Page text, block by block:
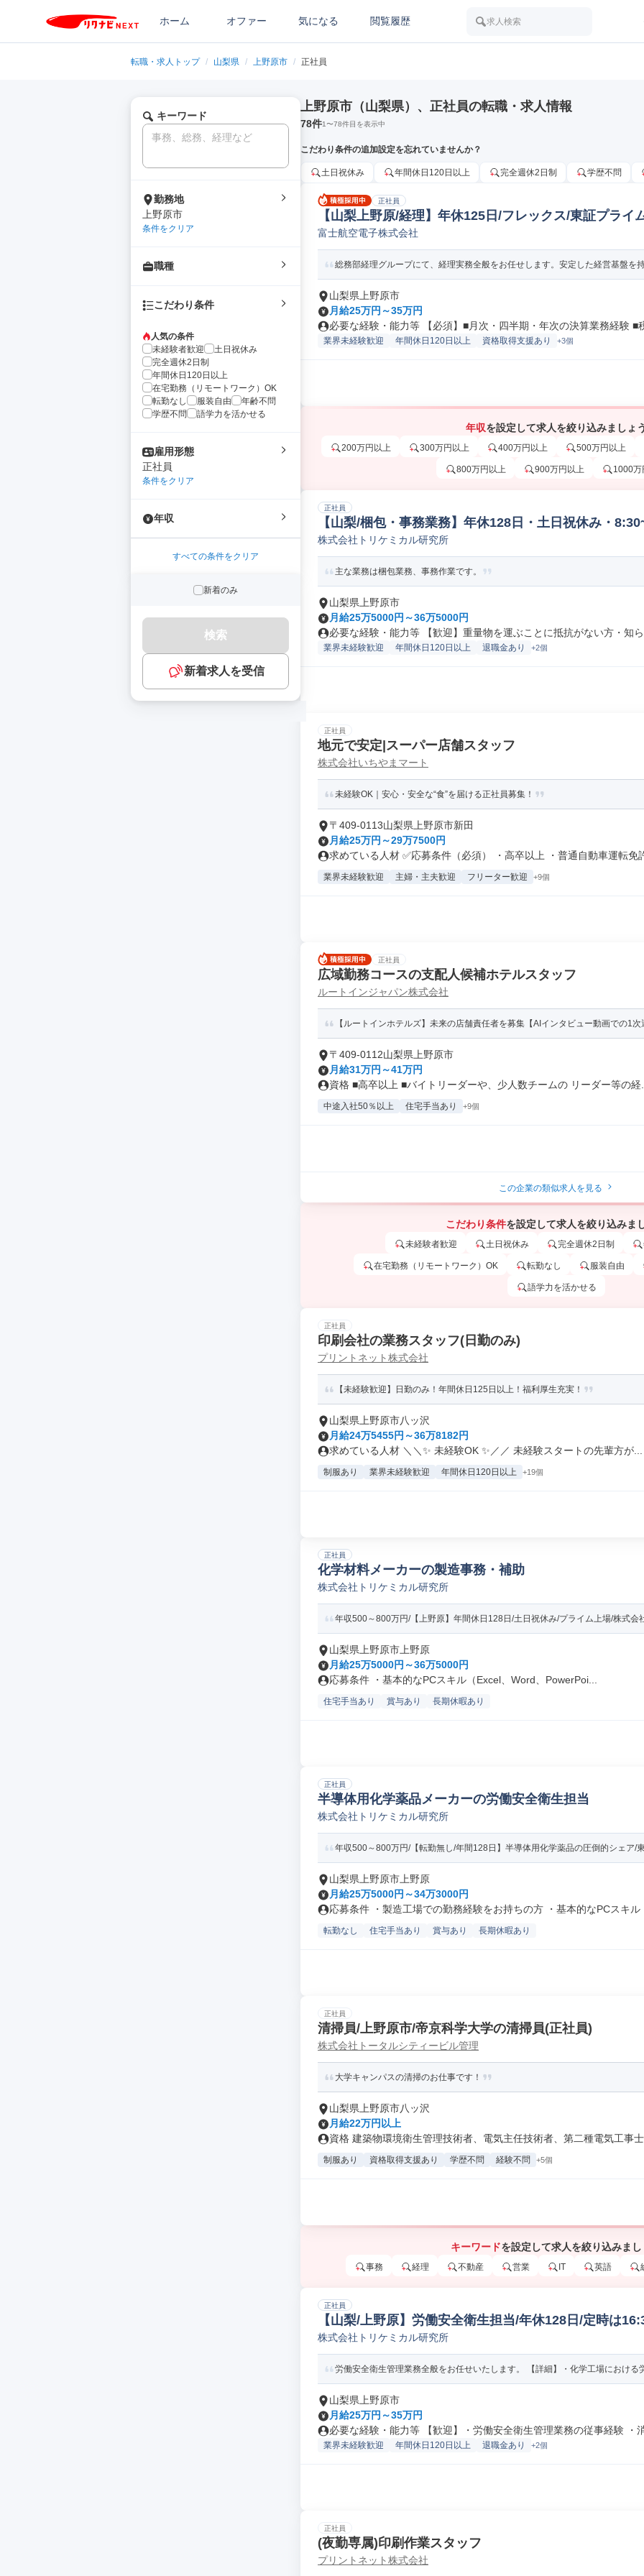
ホーム オファー 気になる 閲覧履歴 求人検索
転職・求人トップ / 山梨県 / 上野原市 / 正社員
キーワード
勤務地
上野原市
条件をクリア
職種
こだわり条件
人気の条件
未経験者歓迎
土日祝休み
完全週休2日制
年間休日120日以上
在宅勤務（リモートワーク）OK
転勤なし
服装自由
年齢不問
学歴不問
語学力を活かせる
雇用形態
正社員
条件をクリア
年収
すべての条件をクリア
新着のみ
検索
新着求人を受信
上野原市（山梨県）、正社員の転職・求人情報
78件1〜78件目を表示中
こだわり条件の追加設定を忘れていませんか？
土日祝休み 年間休日120日以上 完全週休2日制 学歴不問
正社員
【山梨上野原/経理】年休125日/フレックス/東証プライ
金型設計
富士航空電子株式会社
総務部経理グループにて、経理実務全般をお任せします。安定した経営基盤を
山梨県上野原市
月給25万円～35万円
必要な経験・能力等 【必須】■月次・四半期・年次の決算業務経験 ■
業界未経験歓迎 年間休日120日以上 資格取得支援あり +3個
年収を設定して求人を絞り込みましょ
200万円以上 300万円以上 400万円以上 500万円以上
800万円以上 900万円以上 1000万
正社員
【山梨/梱包・事務業務】年休128日・土日祝休み・
株式会社トリケミカル研究所
主な業務は梱包業務、事務作業です。
山梨県上野原市
月給25万5000円～36万5000円
必要な経験・能力等 【歓迎】重量物を運ぶことに抵抗がない方・知
業界未経験歓迎 年間休日120日以上 退職金あり +2個
正社員
地元で安定|スーパー店舗スタッフ
株式会社いちやまマート
未経験OK｜安心・安全な“食”を届ける正社員募集！
〒409-0113山梨県上野原市新田
月給25万円～29万7500円
求めている人材 ✅応募条件（必須） ・高卒以上 ・普通自動車運転免
業界未経験歓迎 主婦・主夫歓迎 フリーター歓迎 +9個
正社員
広域勤務コースの支配人候補ホテルスタッフ
ルートインジャパン株式会社
【ルートインホテルズ】未来の店舗責任者を募集【AIインタビュー動画での1
〒409-0112山梨県上野原市
月給31万円～41万円
資格 ■高卒以上 ■バイトリーダーや、少人数チームの リーダー等の経
中途入社50％以上 住宅手当あり +9個
この企業の類似求人を見る
こだわり条件を設定して求人を絞り込みま
未経験者歓迎 土日祝休み 完全週休2日制
在宅勤務（リモートワーク）OK 転勤なし 服装自由
語学力を活かせる
正社員
印刷会社の業務スタッフ(日勤のみ)
プリントネット株式会社
【未経験歓迎】日勤のみ！年間休日125日以上！福利厚生充実！
山梨県上野原市八ッ沢
月給24万5455円～36万8182円
求めている人材 ＼＼✨ 未経験OK ✨／／ 未経験スタートの先輩方が...
制服あり 業界未経験歓迎 年間休日120日以上 +19個
正社員
化学材料メーカーの製造事務・補助
株式会社トリケミカル研究所
年収500～800万円/【上野原】年間休日128日/土日祝休み/プライム上場/株式会
山梨県上野原市上野原
月給25万5000円～36万5000円
応募条件 ・基本的なPCスキル（Excel、Word、PowerPoi...
住宅手当あり 賞与あり 長期休暇あり
正社員
半導体用化学薬品メーカーの労働安全衛生担当
株式会社トリケミカル研究所
年収500～800万円/【転勤無し/年間128日】半導体用化学薬品の圧倒的シェア/
山梨県上野原市上野原
月給25万5000円～34万3000円
応募条件 ・製造工場での勤務経験をお持ちの方 ・基本的なPCスキル
転勤なし 住宅手当あり 賞与あり 長期休暇あり
正社員
清掃員/上野原市/帝京科学大学の清掃員(正社員)
株式会社トータルシティービル管理
大学キャンパスの清掃のお仕事です！
山梨県上野原市八ッ沢
月給22万円以上
資格 建築物環境衛生管理技術者、電気主任技術者、第二種電気工事
制服あり 資格取得支援あり 学歴不問 経験不問 +5個
キーワードを設定して求人を絞り込みま
事務 経理 不動産 営業 IT 英語
正社員
【山梨/上野原】労働安全衛生担当/年休128日/定時は
タッフ
株式会社トリケミカル研究所
労働安全衛生管理業務全般をお任せいたします。 【詳細】・化学工場における
山梨県上野原市
月給25万円～35万円
必要な経験・能力等 【歓迎】・労働安全衛生管理業務の従事経験 ・
業界未経験歓迎 年間休日120日以上 退職金あり +2個
正社員
(夜勤専属)印刷作業スタッフ
プリントネット株式会社